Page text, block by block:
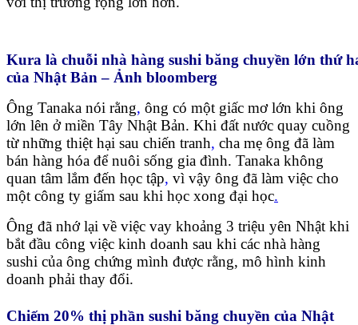
Kura là chuỗi nhà hàng sushi băng chuyền lớn thứ
của Nhật Bản – Ảnh bloomberg
Ông Tanaka nói rằng, ông có một giấc mơ lớn khi ông
lớn lên ở miền Tây Nhật Bản. Khi đất nước quay cuồng
từ những thiệt hại sau chiến tranh, cha mẹ ông đã làm
bán hàng hóa để nuôi sống gia đình. Tanaka không
quan tâm lắm đến học tập, vì vậy ông đã làm việc cho
một công ty giấm sau khi học xong đại học.
Ông đã nhớ lại về việc vay khoảng 3 triệu yên Nhật khi
bắt đầu công việc kinh doanh sau khi các nhà hàng
sushi của ông chứng mình được rằng, mô hình kinh
doanh phải thay đổi.
Chiếm 20% thị phần sushi băng chuyền của Nhật